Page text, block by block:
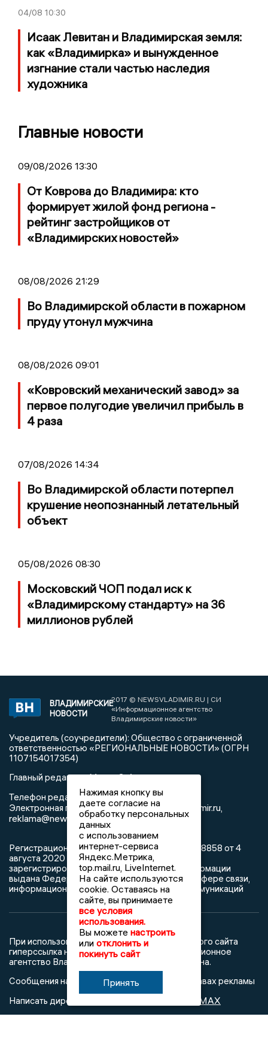
04/08 10:30
Исаак Левитан и Владимирская земля:
как «Владимирка» и вынужденное
изгнание стали частью наследия
художника
Главные новости
09/08/2026 13:30
От Коврова до Владимира: кто
формирует жилой фонд региона -
рейтинг застройщиков от
«Владимирских новостей»
08/08/2026 21:29
Во Владимирской области в пожарном
пруду утонул мужчина
08/08/2026 09:01
«Ковровский механический завод» за
первое полугодие увеличил прибыль в
4 раза
07/08/2026 14:34
Во Владимирской области потерпел
крушение неопознанный летательный
объект
05/08/2026 08:30
Московский ЧОП подал иск к
«Владимирскому стандарту» на 36
миллионов рублей
ВЛАДИМИРСКИЕ
НОВОСТИ
2017 © NEWSVLADIMIR.RU | СИ
«Информационное агентство
Владимирские новости»
Учредитель (соучредители): Общество с ограниченной
ответственностью «РЕГИОНАЛЬНЫЕ НОВОСТИ» (ОГРН
1107154017354)
Главный редактор: Мазов С. А.
Телефон редакции:8 (4922) 666916
Электронная почта редакции:info@newsvladimir.ru
reklama@newsvladimir.ru
Регистрационный номер: серия Эл № ФС77-78858 от 4
августа 2020 г. согласно выписке из реестра
зарегистрированных средств массовой информации
выдана Федеральной службой по надзору в сфере связи,
информационных технологий и массовых коммуникаций
При использовании любого материала с данного сайта
гиперссылка на Сетевое издание «Информационное
агентство Владимирские новости» обязательна.
Сообщения на сером фоне размещены на правах рекламы
Написать директору в телеграм
MAX
Нажимая кнопку вы
даете согласие на
обработку персональных
данных
с использованием
интернет-сервиса
Яндекс.Метрика,
top.mail.ru, LiveInternet.
На сайте используются
cookie. Оставаясь на
сайте, вы принимаете
все условия
использования.
Вы можете настроить
или отклонить и
покинуть сайт
Принять